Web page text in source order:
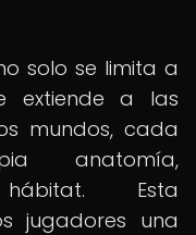
solo se limita a
extiende a las
mundos, cada
anatomía,
Esta
jugadores una